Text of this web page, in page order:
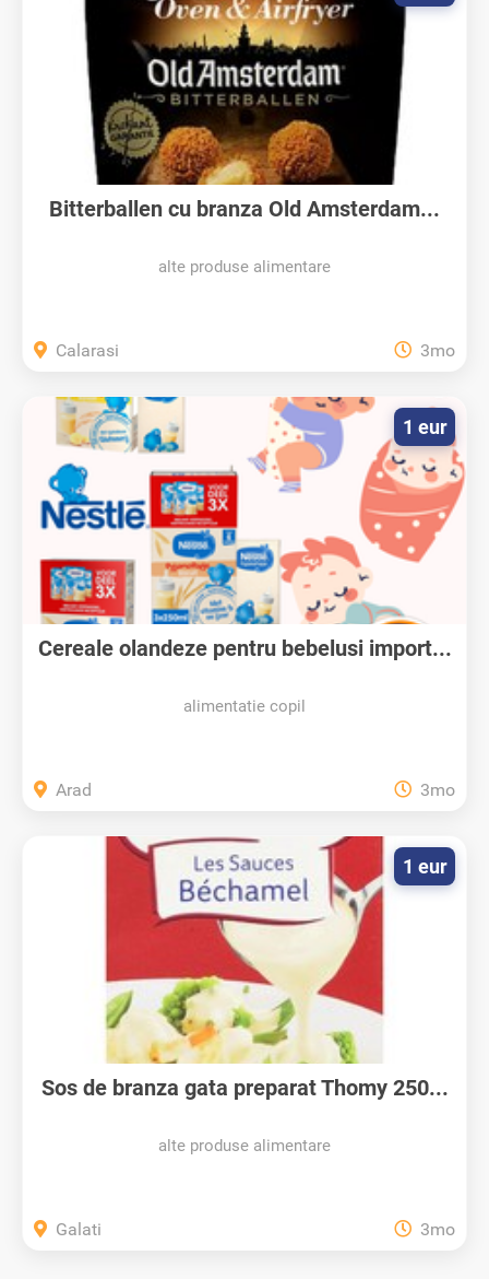
Bitterballen cu branza Old Amsterdam...
alte produse alimentare
Calarasi 3mo
Cereale olandeze pentru bebelusi import...
alimentatie copil
1 eur
Arad 3mo
Sos de branza gata preparat Thomy 250...
alte produse alimentare
1 eur
Galati 3mo